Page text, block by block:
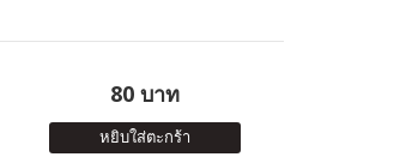
80 บาท
หยิบใส่ตะกร้า